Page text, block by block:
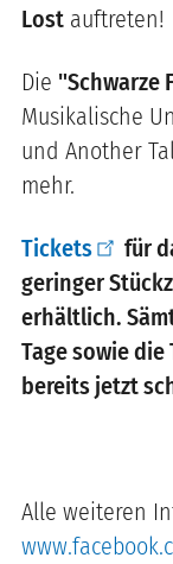
Lost auftreten!
Die "Schwarze
Musikalische
und Another
mehr.
Tickets
für
geringer
erhältlich.
Tage sowie
bereits jetzt
Alle weiteren